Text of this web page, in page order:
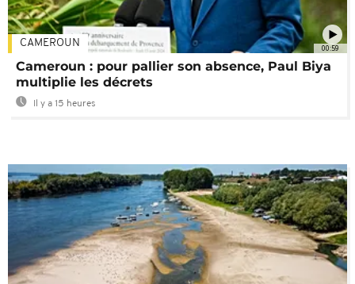
00:59
CAMEROUN
Cameroun : pour pallier son absence, Paul Biya
multiplie les décrets
Il y a 15 heures